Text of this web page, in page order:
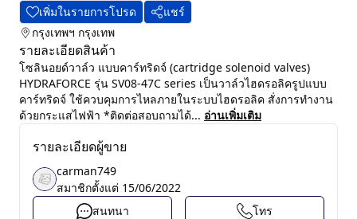
เพิ่มในรายการโปรด
แชร์
กรุงเทพฯ กรุงเทพ
รายละเอียดสินค้า
โซลินอยด์วาล์ว แบบคาร์ทริดจ์ (cartridge solenoid valves)
HYDRAFORCE รุ่น SV08-47C series เป็นวาล์วไฮดรอลิครูปแบบ
คาร์ทริดจ์ ใช้ควบคุมการไหลภายในระบบไฮดรอลิค สั่งการทำงาน
ด้วยกระแสไฟฟ้า *ติดต่อสอบถามได้... อ่านเพิ่มเติม
รายละเอียดผู้ขาย
carman749
สมาชิกตั้งแต่ 15/06/2022
สนทนา
โทร